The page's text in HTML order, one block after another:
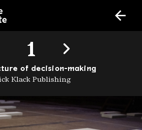
1
of decision-making
Klack Publishing